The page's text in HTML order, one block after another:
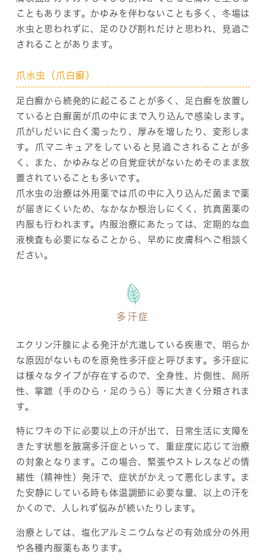
こともあります。かゆみを伴わないことも多く、冬場は
水虫と思われずに、足のひび割れだけと思われ、見過ご
されることがあります。
爪水虫（爪白癬）
足白癬から続発的に起こることが多く、足白癬を放置し
ていると白癬菌が爪の中にまで入り込んで感染します。
爪がしだいに白く濁ったり、厚みを増したり、変形しま
す。爪マニキュアをしていると見過ごされることが多
く、また、かゆみなどの自覚症状がないためそのまま放
置されていることも多いです。
爪水虫の治療は外用薬では爪の中に入り込んだ菌まで薬
が届きにくいため、なかなか根治しにくく、抗真菌薬の
内服も行われます。内服治療にあたっては、定期的な血
液検査も必要になることから、早めに皮膚科へご相談く
ださい。
多汗症
エクリン汗腺による発汗が亢進している疾患で、明らか
な原因がないものを原発性多汗症と呼びます。多汗症に
は様々なタイプが存在するので、全身性、片側性、局所
性、掌蹠（手のひら・足のうら）等に大きく分類されま
す。
特にワキの下に必要以上の汗が出て、日常生活に支障を
きたす状態を腋窩多汗症といって、重症度に応じて治療
の対象となります。この場合、緊張やストレスなどの情
緒性（精神性）発汗で、症状がかえって悪化します。ま
た安静にしている時も体温調節に必要な量、以上の汗を
かくので、人しれず悩みが続いたりします。
治療としては、塩化アルミニウムなどの有効成分の外用
や各種内服薬もあります。